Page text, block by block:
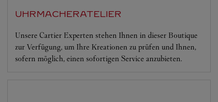
UHRMACHERATELIER
Unsere Cartier Experten stehen Ihnen in dieser Boutique
zur Verfügung, um Ihre Kreationen zu prüfen und Ihnen,
sofern möglich, einen sofortigen Service anzubieten.